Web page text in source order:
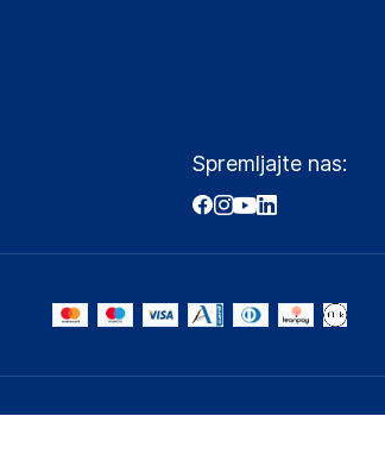
Spremljajte nas: